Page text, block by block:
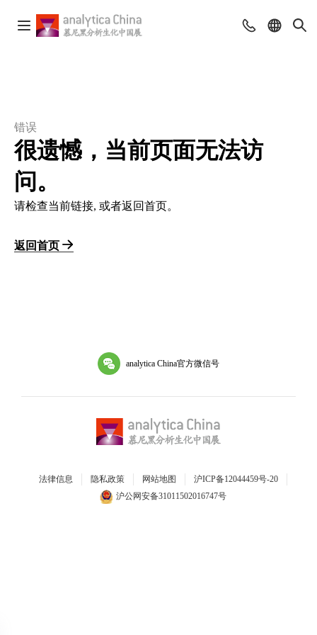
错误
很遗憾，当前页面无法访
问。
请检查当前链接, 或者返回首页。
返回首页
analytica China官方微信号
法律信息 隐私政策 网站地图
沪ICP备12044459号-20
沪公网安备31011502016747号